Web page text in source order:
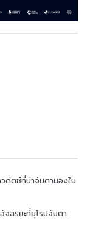
วดัตช์ที่น่าจับตามองใน
ฉริยะที่ยุโรปจับตา